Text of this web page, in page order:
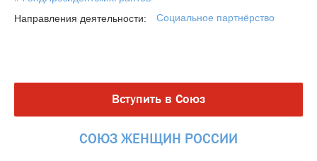
Направления деятельности:
Социальное партнёрство
Вступить в Союз
СОЮЗ ЖЕНЩИН РОССИИ